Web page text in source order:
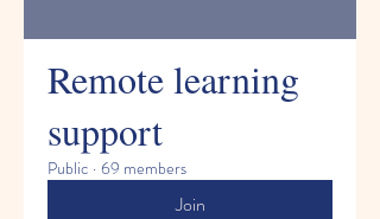
Remote learning
support
Public · 69 members
Join